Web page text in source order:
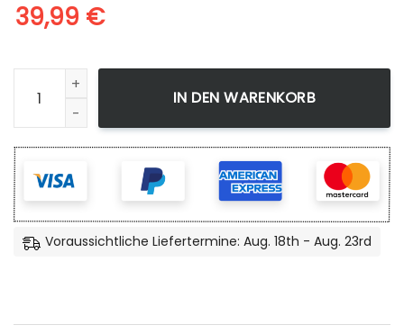
39,99 €
Yellow And Black Train Under The Berlin Tunnel -
IN DEN WARENKORB
Voraussichtliche Liefertermine: Aug. 18th - Aug. 23rd